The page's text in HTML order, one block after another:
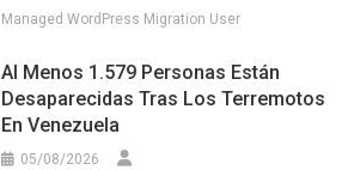
Managed WordPress Migration User
Al Menos 1.579 Personas Están
Desaparecidas Tras Los Terremotos
En Venezuela
05/08/2026